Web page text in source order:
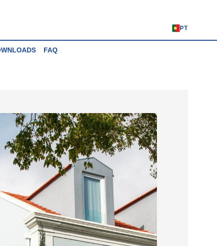
PT
FAQ